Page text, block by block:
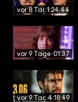
vor 8 Tagen1:24:44
vor 9 Tagen01:37
vor 9 Tagen4:18:49